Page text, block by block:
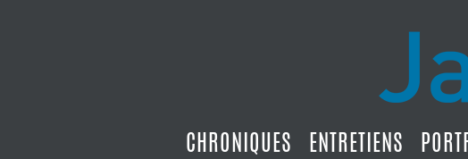
CHRONIQUES ENTRETIENS